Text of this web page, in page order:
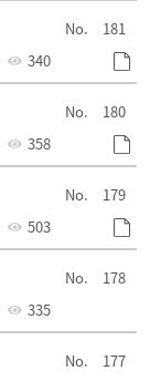
181
340
180
358
179
503
178
335
177